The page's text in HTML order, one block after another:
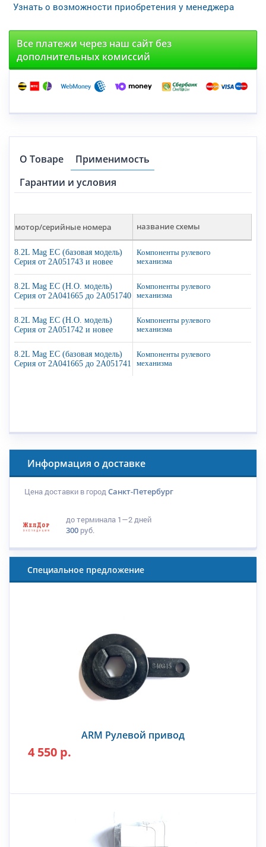
Узнать о возможности приобретения у менеджера
Все платежи через наш сайт без
дополнительных комиссий
О Товаре
Применимость
Гарантии и условия
мотор/серийные номера название схемы
8.2L Mag EC (базовая модель)
Серия от 2A051743 и новее
Компоненты рулевого
механизма
8.2L Mag EC (H.O. модель)
Серия от 2A041665 до 2A051740
Компоненты рулевого
механизма
8.2L Mag EC (H.O. модель)
Серия от 2A051742 и новее
Компоненты рулевого
механизма
8.2L Mag EC (базовая модель)
Серия от 2A041665 до 2A051741
Компоненты рулевого
механизма
Информация о доставке
Цена доставки в городСанкт-Петербург
до терминала 1—2 дней
300 руб.
Специальное предложение
ARM Рулевой привод
4 550 р.